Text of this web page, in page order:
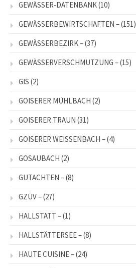
GEWÄSSER-DATENBANK(10)
GEWÄSSERBEWIRTSCHAFTEN –(151)
GEWÄSSERBEZIRK –(37)
GEWÄSSERVERSCHMUTZUNG –(15)
GIS (2)
GOISERER MÜHLBACH (2)
GOISERER TRAUN (31)
GOISERER WEISSENBACH –(4)
GOSAUBACH (2)
GUTACHTEN –(8)
GZÜV –(27)
HALLSTATT –(1)
HALLSTÄTTERSEE –(8)
HAUTE CUISINE –(24)